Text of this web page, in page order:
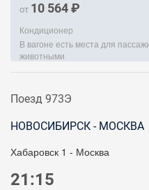
от 10 564 ₽
Кондиционер
В вагоне есть места для
животными
Поезд 973Э
НОВОСИБИРСК - МОСКВА
Хабаровск 1 - Москва
21:15